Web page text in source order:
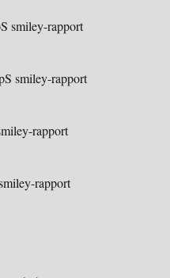
smiley-rapport
smiley-rapport
rapport
rapport